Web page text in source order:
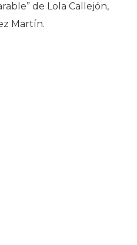
de Lola Callejón,
Martín.